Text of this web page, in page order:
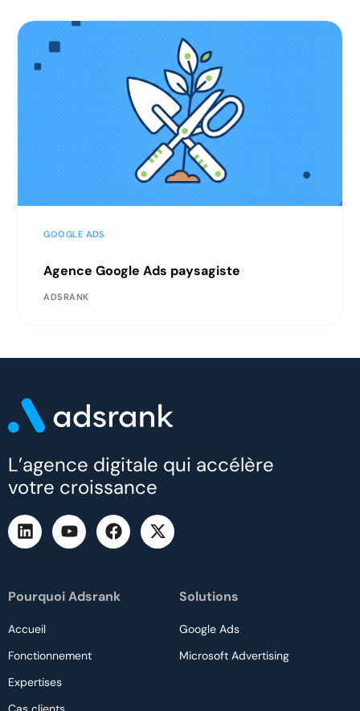
GOOGLE ADS
Agence Google Ads paysagiste
ADSRANK
L’agence digitale qui accélère
votre croissance
Pourquoi Adsrank
Accueil
Fonctionnement
Expertises
Solutions
Google Ads
Microsoft Advertising